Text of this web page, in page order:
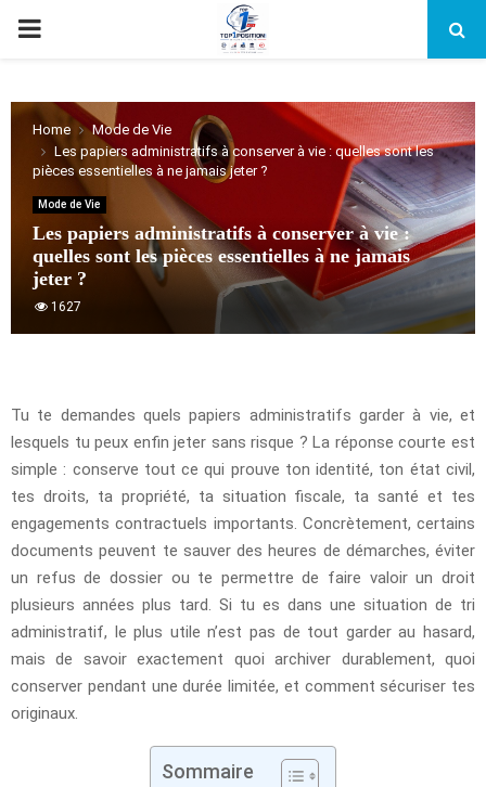
PRIMARY
Home
Mode de Vie
Les papiers administratifs à conserver à vie : quelles sont les
pièces essentielles à ne jamais jeter ?
Mode de Vie
Les papiers administratifs à conserver à vie :
quelles sont les pièces essentielles à ne jamais
jeter ?
1627
Tu te demandes quels papiers administratifs garder à vie, et
lesquels tu peux enfin jeter sans risque ? La réponse courte est
simple : conserve tout ce qui prouve ton identité, ton état civil,
tes droits, ta propriété, ta situation fiscale, ta santé et tes
engagements contractuels importants. Concrètement, certains
documents peuvent te sauver des heures de démarches, éviter
un refus de dossier ou te permettre de faire valoir un droit
plusieurs années plus tard. Si tu es dans une situation de tri
administratif, le plus utile n’est pas de tout garder au hasard,
mais de savoir exactement quoi archiver durablement, quoi
conserver pendant une durée limitée, et comment sécuriser tes
originaux.
Sommaire